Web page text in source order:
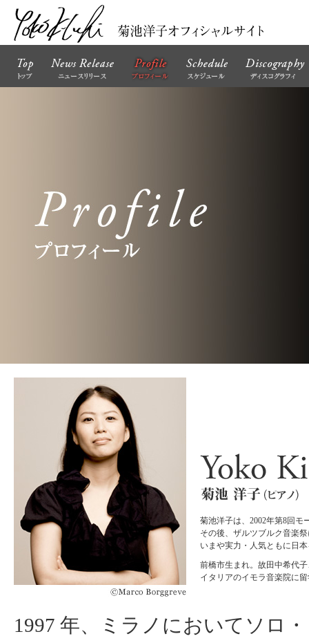
菊池洋子は、2002年第8回
その後、ザルツブルク音楽
いまや実力・人気ともに日
前橋市生まれ。故田中希代
イタリアのイモラ音楽院に
1997 年、ミラノにおいてソロ